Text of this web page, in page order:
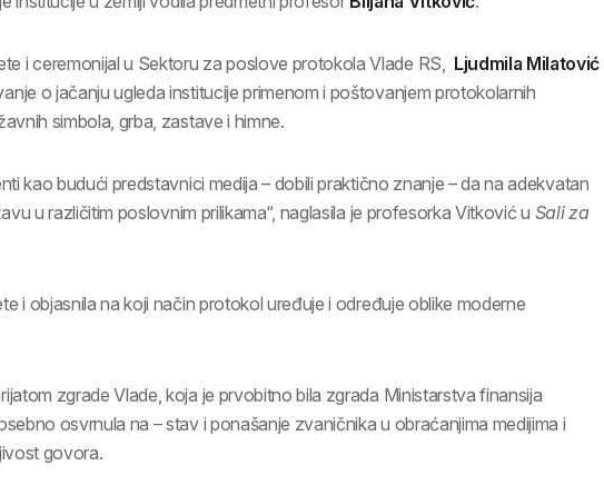
i ceremonijal u Sektoru za poslove protokola Vlade RS, Ljudmila Milatović
o jačanju ugleda institucije primenom i poštovanjem protokolarnih
simbola, grba, zastave i himne.
kao budući predstavnici medija – dobili praktično znanje – da na adekvatan
u različitim poslovnim prilikama“, naglasila je profesorka Vitković u Sali za
i objasnila na koji način protokol uređuje i određuje oblike moderne
zgrade Vlade, koja je prvobitno bila zgrada Ministarstva finansija
osvrnula na – stav i ponašanje zvaničnika u obraćanjima medijima i
govora.